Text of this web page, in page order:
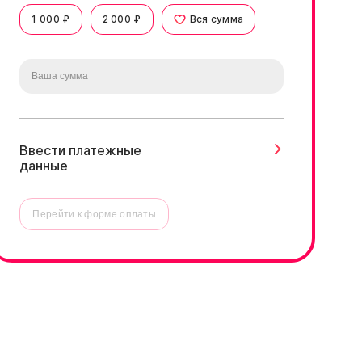
1 000 ₽ 2 000 ₽ Вся сумма
Ввести платежные
данные
Перейти к форме оплаты